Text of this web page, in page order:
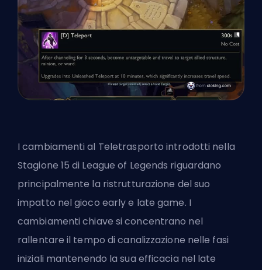
I cambiamenti al Teletrasporto introdotti nella
Stagione 15 di League of Legends riguardano
principalmente la ristrutturazione del suo
impatto nel gioco early e late game. I
cambiamenti chiave si concentrano nel
rallentare il tempo di canalizzazione nelle fasi
iniziali mantenendo la sua efficacia nel late